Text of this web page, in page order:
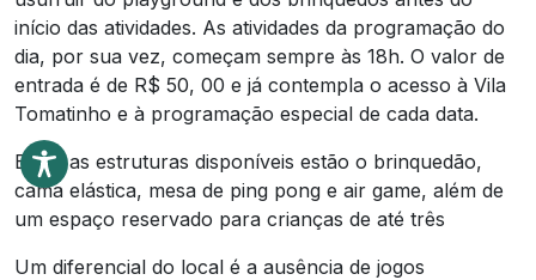
início das atividades. As atividades da programação do
dia, por sua vez, começam sempre às 18h. O valor de
entrada é de R$ 50, 00 e já contempla o acesso à Vila
Tomatinho e à programação especial de cada data.
Entre as estruturas disponíveis estão o brinquedão,
cama elástica, mesa de ping pong e air game, além de
um espaço reservado para crianças de até três
Um diferencial do local é a ausência de jogos